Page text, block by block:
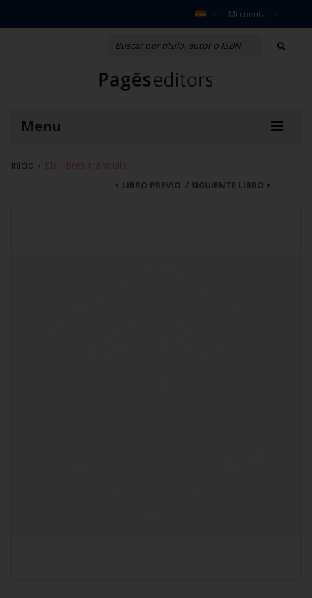
Mi cuenta
Menu
Inicio / Els llibres tranquils
SIGUIENTE LIBRO
LIBRO PREVIO /